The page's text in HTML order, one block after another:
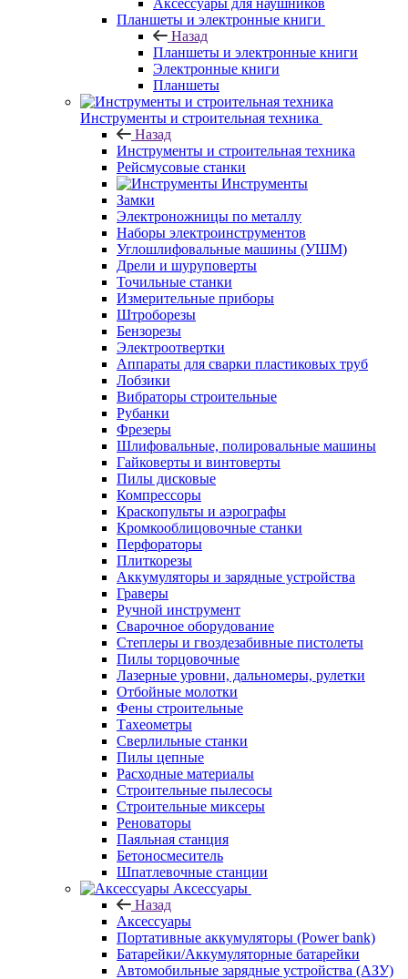
Аксессуары для наушников
Планшеты и электронные книги
Назад
Планшеты и электронные книги
Электронные книги
Планшеты
Инструменты и строительная техника
Назад
Инструменты и строительная техника
Рейсмусовые станки
Инструменты
Замки
Электроножницы по металлу
Наборы электроинструментов
Углошлифовальные машины (УШМ)
Дрели и шуруповерты
Точильные станки
Измерительные приборы
Штроборезы
Бензорезы
Электроотвертки
Аппараты для сварки пластиковых труб
Лобзики
Вибраторы строительные
Рубанки
Фрезеры
Шлифовальные, полировальные машины
Гайковерты и винтоверты
Пилы дисковые
Компрессоры
Краскопульты и аэрографы
Кромкооблицовочные станки
Перфораторы
Плиткорезы
Аккумуляторы и зарядные устройства
Граверы
Ручной инструмент
Сварочное оборудование
Степлеры и гвоздезабивные пистолеты
Пилы торцовочные
Лазерные уровни, дальномеры, рулетки
Отбойные молотки
Фены строительные
Тахеометры
Сверлильные станки
Пилы цепные
Расходные материалы
Строительные пылесосы
Строительные миксеры
Реноваторы
Паяльная станция
Бетоносмеситель
Шпатлевочные станции
Аксессуары
Назад
Аксессуары
Портативные аккумуляторы (Power bank)
Батарейки/Аккумуляторные батарейки
Автомобильные зарядные устройства (АЗУ)